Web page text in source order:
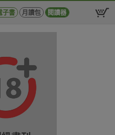
子書 月讀包 閱讀器